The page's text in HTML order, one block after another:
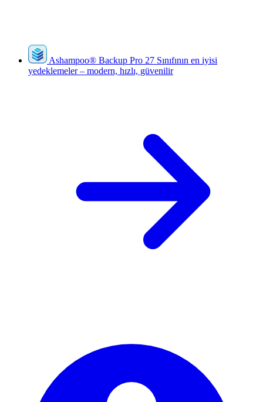
Ashampoo® Backup Pro 27 Sınıfının en iyisi
yedeklemeler – modern, hızlı, güvenilir